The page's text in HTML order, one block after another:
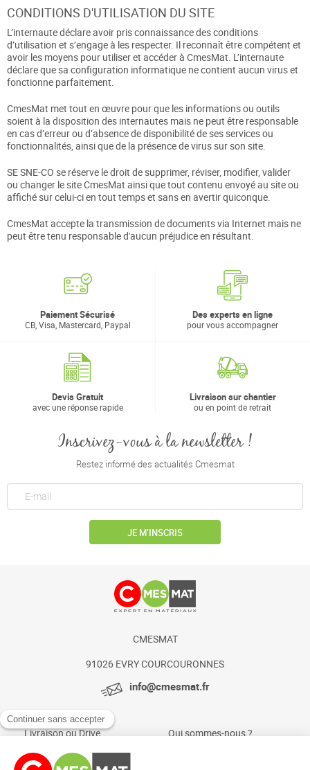
CONDITIONS D'UTILISATION DU SITE
L’internaute déclare avoir pris connaissance des conditions
d’utilisation et s’engage à les respecter. Il reconnaît être compétent et
avoir les moyens pour utiliser et accéder à CmesMat. L’internaute
déclare que sa configuration informatique ne contient aucun virus et
fonctionne parfaitement.
CmesMat met tout en œuvre pour que les informations ou outils
soient à la disposition des internautes mais ne peut être responsable
en cas d’erreur ou d’absence de disponibilité de ses services ou
fonctionnalités, ainsi que de la présence de virus sur son site.
SE SNE-CO se réserve le droit de supprimer, réviser, modifier, valider
ou changer le site CmesMat ainsi que tout contenu envoyé au site ou
affiché sur celui-ci en tout temps et sans en avertir quiconque.
CmesMat accepte la transmission de documents via Internet mais ne
peut être tenu responsable d'aucun préjudice en résultant.
Paiement Sécurisé
CB, Visa, Mastercard, Paypal
Des experts en ligne
pour vous accompagner
Devis Gratuit
avec une réponse rapide
Livraison sur chantier
ou en point de retrait
Inscrivez-vous à la newsletter !
Restez informé des actualités Cmesmat
JE M’INSCRIS
CMESMAT
91026 EVRY COURCOURONNES
info@cmesmat.fr
Livraison ou Drive
Paiement sécurisé
Qui sommes-nous ?